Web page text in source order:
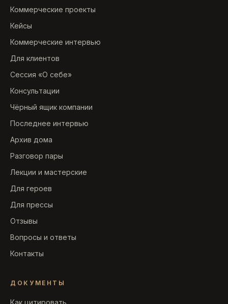
Коммерческие проекты
Кейсы
Коммерческие интервью
Для клиентов
Сессия «О себе»
Консультации
Чёрный ящик компании
Последнее интервью
Архив дома
Разговор пары
Лекции и мастерские
Для героев
Для прессы
Отзывы
Вопросы и ответы
Контакты
ДОКУМЕНТЫ
Как цитировать